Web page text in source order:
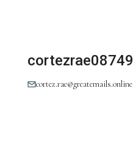
cortezrae08749
cortez.rae@greatemails.online